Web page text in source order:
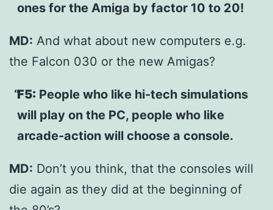
ones for the Amiga by factor 10 to 20!
MD: And what about new computers e.g.
the Falcon 030 or the new Amigas?
F5: People who like hi-tech simulations
will play on the PC, people who like
arcade-action will choose a console.
MD: Don’t you think, that the consoles will
die again as they did at the beginning of